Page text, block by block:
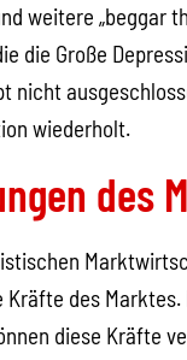
weitere „beggar
die Große
nicht
wiederholt.
des
des Marktes.
diese Kräfte